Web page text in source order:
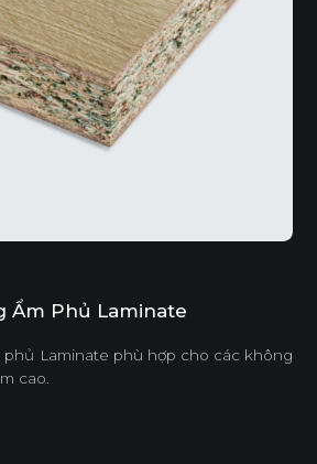
Ẩm Phủ Laminate
phủ Laminate phù hợp cho các không
cao.